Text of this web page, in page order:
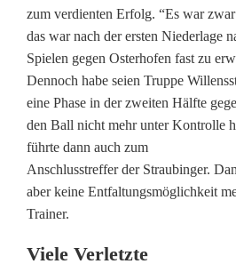
w
a
r
t
e
t
v
i
zum verdienten Erfolg. “Es war
das war nach der ersten Niederlage
Spielen gegen Osterhofen fast zu
Dennoch habe seien Truppe
eine Phase in der zweiten Hälfte
den Ball nicht mehr unter Kontrolle
führte dann auch zum
Anschlusstreffer der Straubinger.
aber keine Entfaltungsmöglichkeit
Trainer.
Viele Verletzte